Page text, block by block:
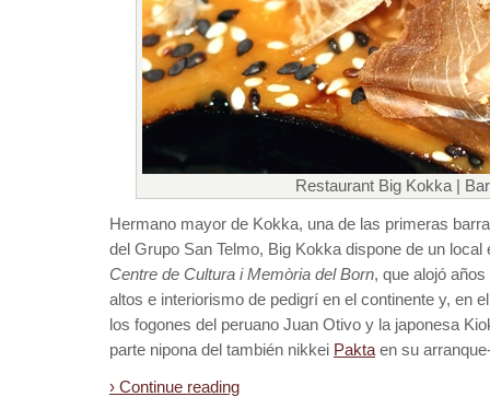
Restaurant Big Kokka |
Hermano mayor de Kokka, una de las primeras
del Grupo San Telmo, Big Kokka dispone de un local
Centre de Cultura i Memòria del Born, que alojó
altos e interiorismo de pedigrí en el continente y, en
los fogones del peruano Juan Otivo y la japonesa
parte nipona del también nikkei Pakta en su
› Continue reading